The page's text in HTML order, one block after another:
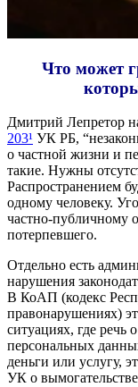
Что может
Дмитрий Лепретор
203¹ УК РБ,
о частной жизни и
такие. Нужны
Распространением
одному человеку.
частно-публичному
потерпевшего.
Отдельно есть
нарушения
В КоАП (кодекс
правонарушениях)
ситуациях, где речь
персональных
деньги или услугу,
УК о